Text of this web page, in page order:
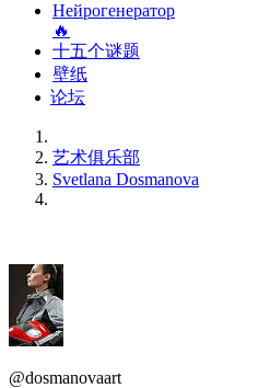
Нейрогенератор
🔥
十五个谜题
壁纸
论坛
艺术俱乐部
Svetlana Dosmanova
@dosmanovaart